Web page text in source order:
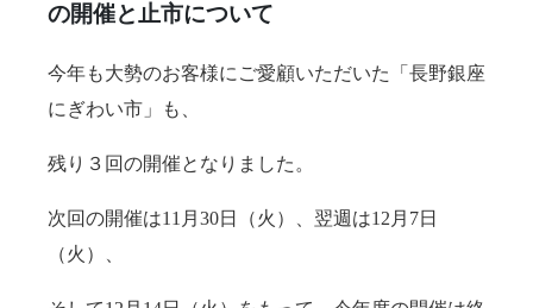
の開催と止市について
今年も大勢のお客様にご愛顧いただいた「長野銀座
にぎわい市」も、
残り３回の開催となりました。
次回の開催は11月30日（火）、翌週は12月7日
（火）、